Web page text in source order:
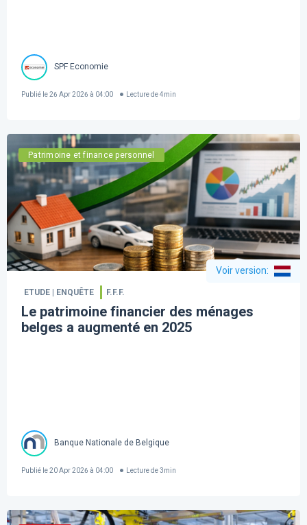
SPF Economie
Publié le26 Apr 2026 à 04:00 Lecture de 4min
Patrimoine et finance personnel
Voir version:
ETUDE | ENQUÊTE F.F.F.
Le patrimoine financier des ménages
belges a augmenté en 2025
Banque Nationale de Belgique
Publié le20 Apr 2026 à 04:00 Lecture de 3min